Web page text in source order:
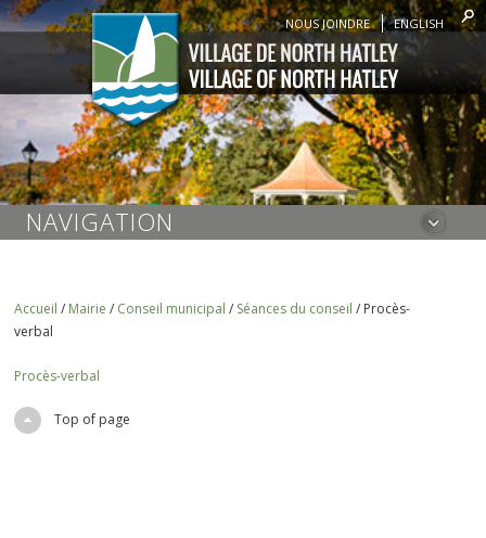
NOUS JOINDRE ENGLISH
NAVIGATION
Accueil / Mairie / Conseil municipal / Séances du conseil / Procès-
verbal
Procès-verbal
Top of page